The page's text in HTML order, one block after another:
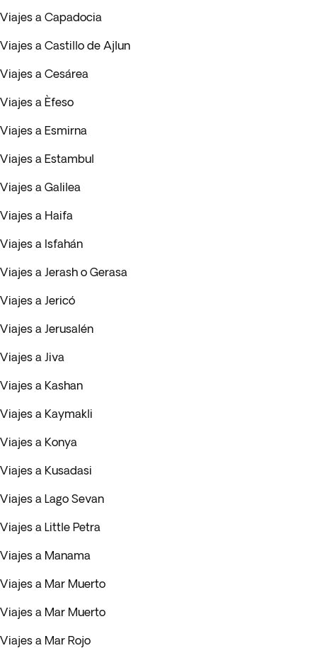
Viajes a Capadocia
Viajes a Castillo de Ajlun
Viajes a Cesárea
Viajes a Èfeso
Viajes a Esmirna
Viajes a Estambul
Viajes a Galilea
Viajes a Haifa
Viajes a Isfahán
Viajes a Jerash o Gerasa
Viajes a Jericó
Viajes a Jerusalén
Viajes a Jiva
Viajes a Kashan
Viajes a Kaymakli
Viajes a Konya
Viajes a Kusadasi
Viajes a Lago Sevan
Viajes a Little Petra
Viajes a Manama
Viajes a Mar Muerto
Viajes a Mar Muerto
Viajes a Mar Rojo